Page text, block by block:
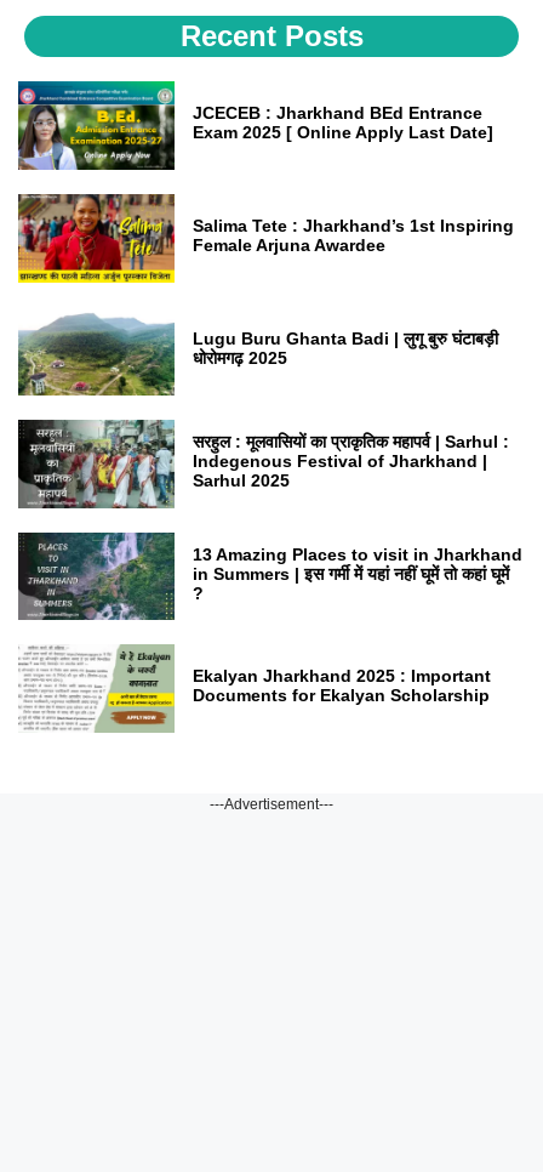
Recent Posts
JCECEB : Jharkhand BEd Entrance
Exam 2025 [ Online Apply Last Date]
Salima Tete : Jharkhand’s 1st Inspiring
Female Arjuna Awardee
Lugu Buru Ghanta Badi | लुगू बुरु घंटाबड़ी
धोरोमगढ़ 2025
सरहुल : मूलवासियों का प्राकृतिक महापर्व | Sarhul :
Indegenous Festival of Jharkhand |
Sarhul 2025
13 Amazing Places to visit in Jharkhand
in Summers | इस गर्मी में यहां नहीं घूमें तो कहां घूमें
?
Ekalyan Jharkhand 2025 : Important
Documents for Ekalyan Scholarship
---Advertisement---